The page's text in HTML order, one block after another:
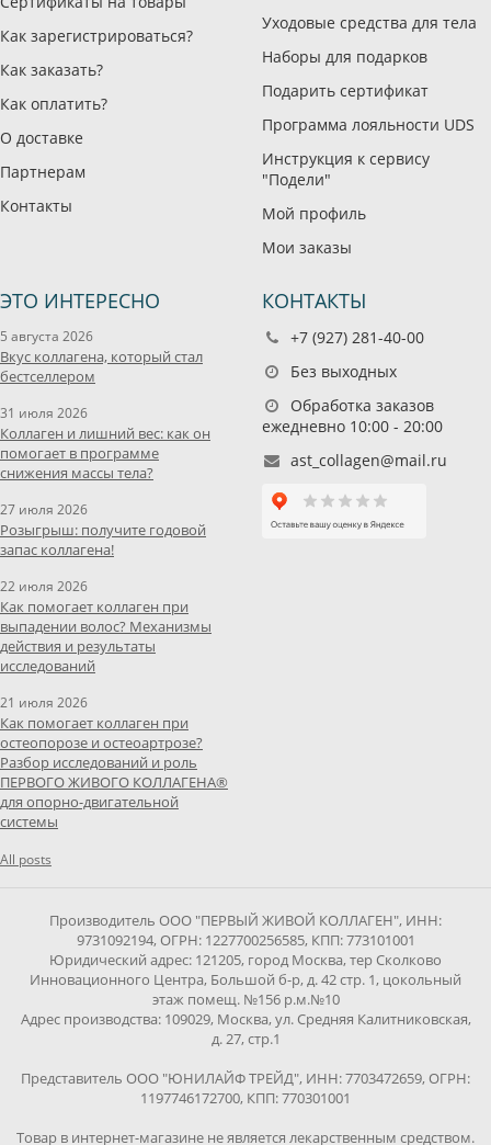
Как зарегистрироваться?
Как заказать?
Как оплатить?
О доставке
Партнерам
Контакты
Уходовые средства для тела
Наборы для подарков
Подарить сертификат
Программа лояльности UDS
Инструкция к сервису
"Подели"
Мой профиль
Мои заказы
ЭТО ИНТЕРЕСНО
5 августа 2026
Вкус коллагена, который стал
бестселлером
31 июля 2026
Коллаген и лишний вес: как он
помогает в программе
снижения массы тела?
27 июля 2026
Розыгрыш: получите годовой
запас коллагена!
22 июля 2026
Как помогает коллаген при
выпадении волос? Механизмы
действия и результаты
исследований
21 июля 2026
Как помогает коллаген при
остеопорозе и остеоартрозе?
Разбор исследований и роль
ПЕРВОГО ЖИВОГО КОЛЛАГЕНА®
для опорно-двигательной
системы
All posts
КОНТАКТЫ
+7 (927) 281-40-00
Без выходных
Обработка заказов
ежедневно 10:00 - 20:00
ast_collagen@mail.ru
Производитель ООО "ПЕРВЫЙ ЖИВОЙ КОЛЛАГЕН", ИНН:
9731092194, ОГРН: 1227700256585, КПП: 773101001
Юридический адрес: 121205, город Москва, тер Сколково
Инновационного Центра, Большой б-р, д. 42 стр. 1, цокольный
этаж помещ. №156 р.м.№10
Адрес производства: 109029, Москва, ул. Средняя Калитниковская,
д. 27, стр.1
Представитель ООО "ЮНИЛАЙФ ТРЕЙД", ИНН: 7703472659, ОГРН:
1197746172700, КПП: 770301001
Товар в интернет-магазине не является лекарственным средством.